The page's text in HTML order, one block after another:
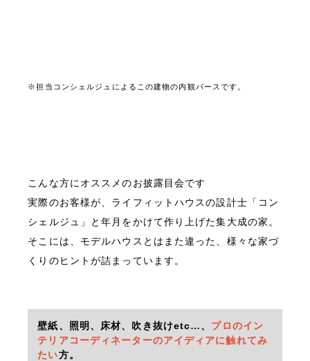
※担当コンシェルジュによるこの建物の内観パースです。
こんな方にオススメのお披露目会です
実際のお客様が、ライフィットハウスの設計士「コン
シェルジュ」と年月をかけて作り上げた集大成の家。
そこには、モデルハウスとはまた違った、様々な家づ
くりのヒントが詰まっています。
壁紙、照明、床材、吹き抜けetc…、 プロのイン
テリアコーディネーターのアイディアに触れてみ
たい方。